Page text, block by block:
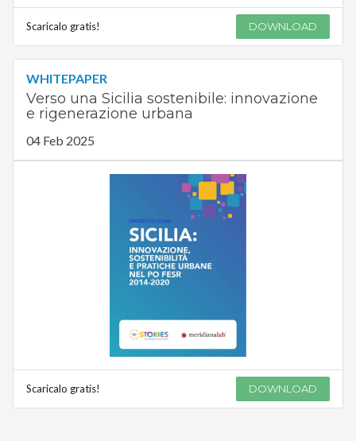
Scaricalo gratis! DOWNLOAD
WHITEPAPER
Verso una Sicilia sostenibile: innovazione
e rigenerazione urbana
04 Feb 2025
Scaricalo gratis! DOWNLOAD